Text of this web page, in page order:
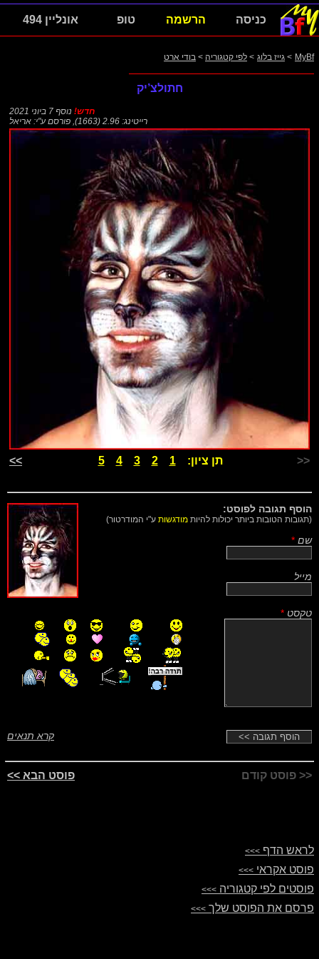
כניסה הרשמה טופ אונליין 494
MyBf
> גייז בלוג > לפי קטגוריה > בודי ארט
חתולצ’יק
חדש! נוסף 7 ביוני 2021
רייטינג: 2.96 (1663)
, פורסם ע"י: אריאל
<< תן ציון:1
2
3
4
5
>>
הוסף תגובה לפוסט:
(תגובות הטובות ביותר יכולות להיות מודגשות ע"י המודרטור)
שם *
מייל
טקסט *
קרא תנאים
<< פוסט קודם פוסט הבא >>
לראש הדף >>>
פוסט אקראי >>>
פוסטים לפי קטגוריה >>>
פרסם את הפוסט שלך >>>